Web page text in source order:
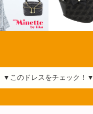
▼このドレスをチェック！▼